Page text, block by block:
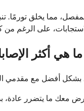
مما يخلق تورمًا.
ما هي أكثر